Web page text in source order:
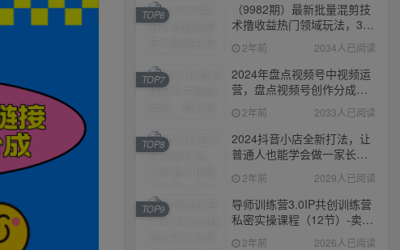
（9982期）最新批量混剪技
术撸收益热门领域玩法，3分
钟一条原创视频，轻松日入
1000＋
2年前 2034人已阅读
TOP6
2024年盘点视频号中视频运
营，盘点视频号创作分成计
划，快速过原创日入300+
2年前 2033人已阅读
TOP7
2024抖音小店全新打法，让
普通人也能学会做一家长久
稳定赚钱的抖店
2年前 2029人已阅读
TOP8
导师训练营3.0IP共创训练营
私密实操课程（12节）-卖项
目的密码成功秘诀
2年前 2026人已阅读
TOP9